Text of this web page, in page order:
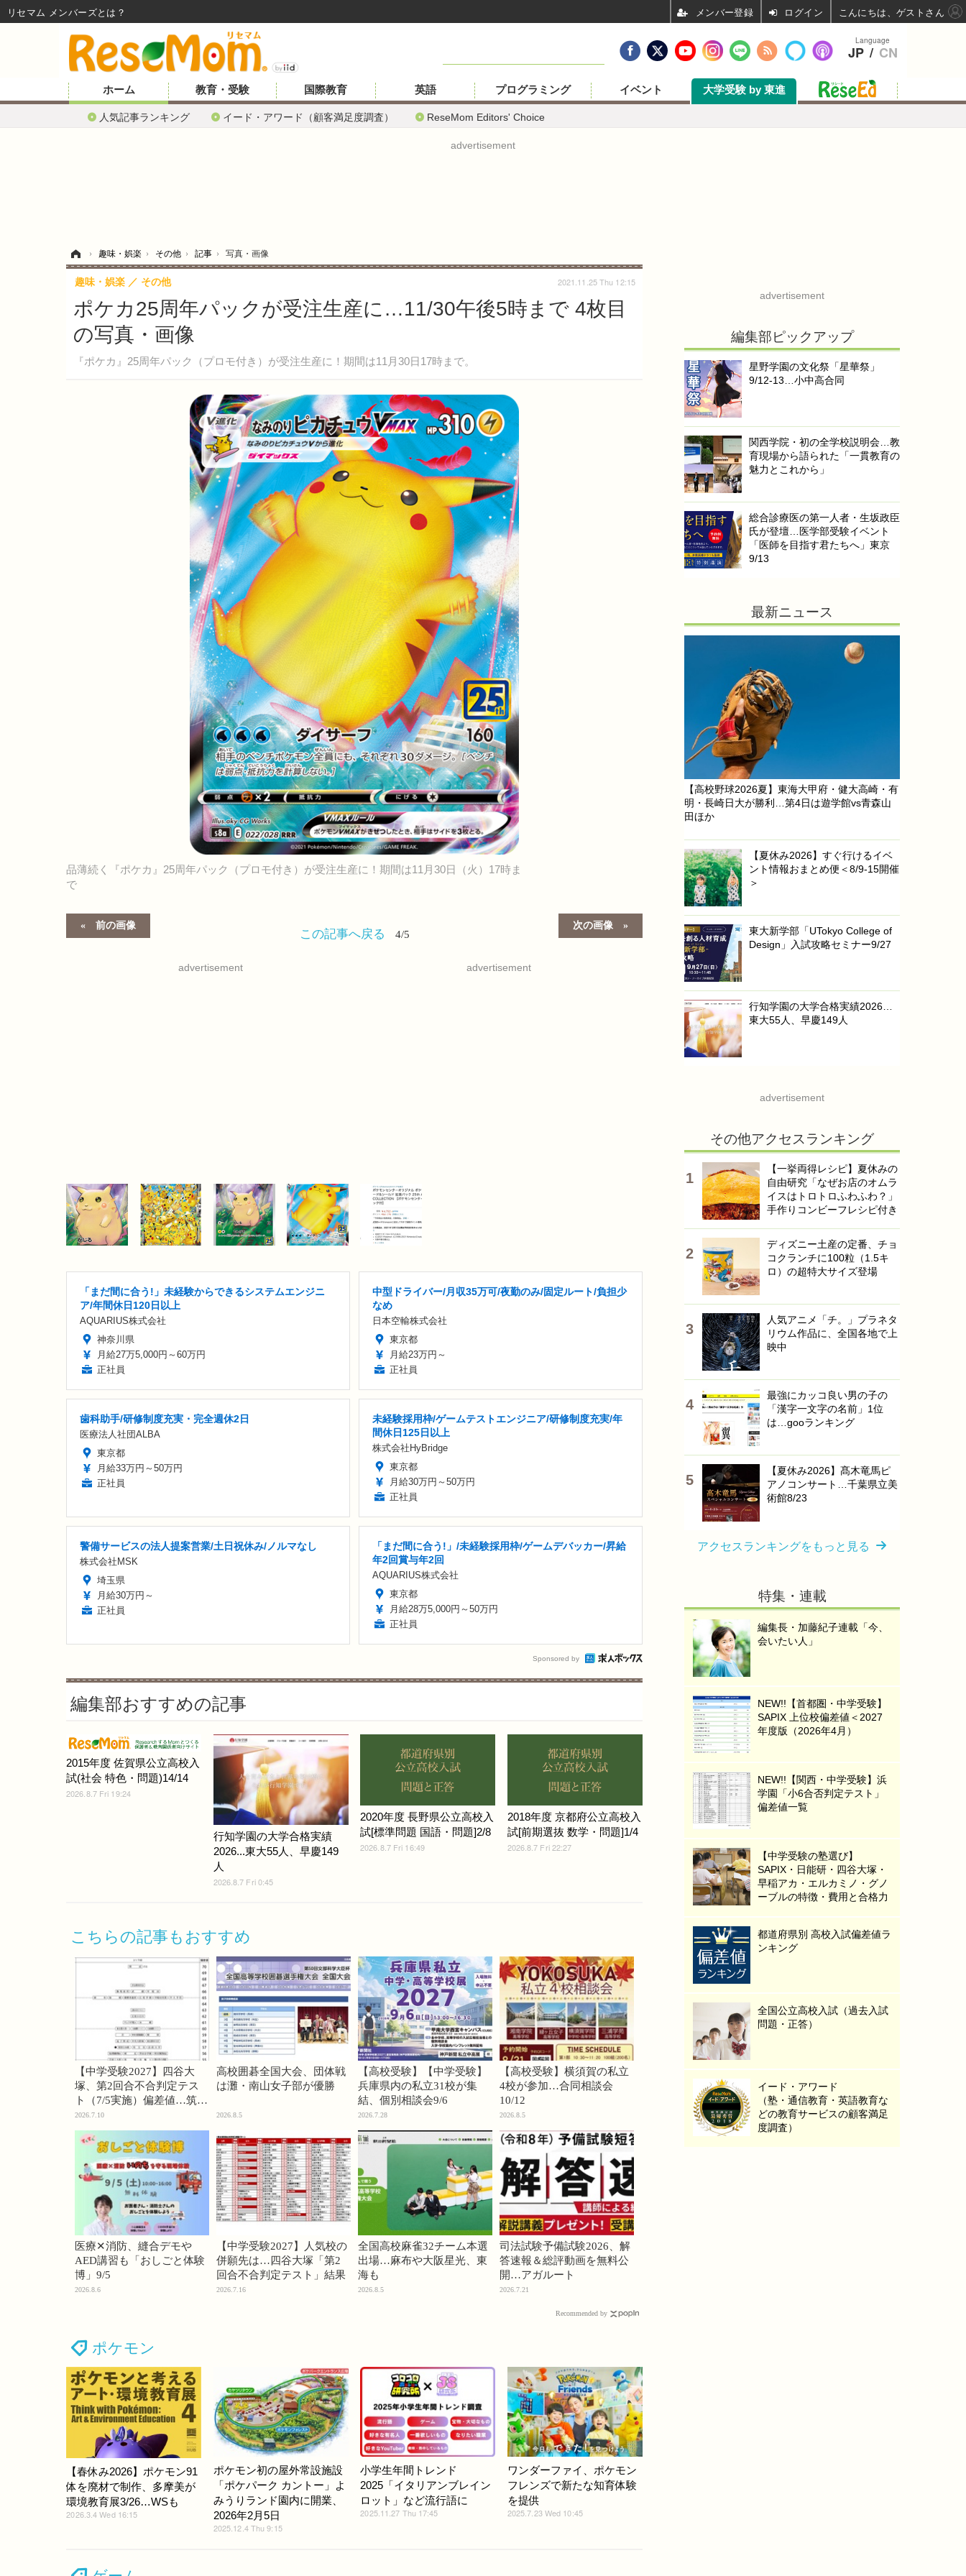
ホーム
人気記事ランキング イード・アワード（顧客満足度調査） ReseMom Editors' Choice
教育・受験 国際教育 英語 プログラミング イベント 大学受験 by 東進
advertisement
› 趣味・娯楽 › その他 › 記事 › 写真・画像
ポケカ25周年パックが受注生産に…11/30午後5時まで 4枚目
の写真・画像
『ポケカ』25周年パック（プロモ付き）が受注生産に！期間は11月30日17時まで。
趣味・娯楽 その他 2021.11.25 Thu 12:15
品薄続く『ポケカ』25周年パック（プロモ付き）が受注生産に！期間は11月30日（火）17時ま
で
前の画像 次の画像
この記事へ戻る 4/5
advertisement advertisement
「まだ間に合う!」未経験からできるシステムエンジニ
ア/年間休日120日以上
AQUARIUS株式会社
神奈川県
月給27万5,000円～60万円
正社員
中型ドライバー/月収35万可/夜勤のみ/固定ルート/負担少
なめ
日本空輸株式会社
東京都
月給23万円～
正社員
歯科助手/研修制度充実・完全週休2日
医療法人社団ALBA
東京都
月給33万円～50万円
正社員
未経験採用枠/ゲームテストエンジニア/研修制度充実/年
間休日125日以上
株式会社HyBridge
東京都
月給30万円～50万円
正社員
警備サービスの法人提案営業/土日祝休み/ノルマなし
株式会社MSK
埼玉県
月給30万円～
正社員
「まだ間に合う!」/未経験採用枠/ゲームデバッカー/昇給
年2回賞与年2回
AQUARIUS株式会社
東京都
月給28万5,000円～50万円
正社員
Sponsored by
編集部おすすめの記事
2015年度 佐賀県公立高校入
試(社会 特色・問題)14/14
2026.8.7 Fri 19:24
行知学園の大学合格実績
2026...東大55人、早慶149
人
2026.8.7 Fri 0:45
2020年度 長野県公立高校入
試[標準問題 国語・問題]2/8
2026.8.7 Fri 16:49
2018年度 京都府公立高校入
試[前期選抜 数学・問題]1/4
2026.8.7 Fri 22:27
こちらの記事もおすすめ
【中学受験2027】四谷大
塚、第2回合不合判定テス
ト（7/5実施）偏差値…筑駒
74・桜蔭70＜PR＞
2026.7.10
高校囲碁全国大会、団体戦
は灘・南山女子部が優勝
2026.8.5
【高校受験】【中学受験】
兵庫県内の私立31校が集
結、個別相談会9/6
2026.7.28
【高校受験】横須賀の私立
4校が参加…合同相談会
10/12
2026.8.5
医療✕消防、縫合デモや
AED講習も「おしごと体験
博」9/5
2026.8.6
【中学受験2027】人気校の
併願先は…四谷大塚「第2
回合不合判定テスト」結果
2026.7.16
全国高校麻雀32チーム本選
出場…麻布や大阪星光、東
海も
2026.8.5
司法試験予備試験2026、解
答速報＆総評動画を無料公
開…アガルート
2026.7.21
Recommended by
ポケモン
【春休み2026】ポケモン91
体を廃材で制作、多摩美が
環境教育展3/26…WSも
2026.3.4 Wed 16:15
ポケモン初の屋外常設施設
「ポケパーク カントー」よ
みうりランド園内に開業、
2026年2月5日
2025.12.4 Thu 9:15
小学生年間トレンド
2025「イタリアンブレイン
ロット」など流行語に
2025.11.27 Thu 17:45
ワンダーファイ、ポケモン
フレンズで新たな知育体験
を提供
2025.7.23 Wed 10:45
advertisement
編集部ピックアップ
星野学園の文化祭「星華祭」
9/12-13…小中高合同
関西学院・初の全学校説明会…教
育現場から語られた「一貫教育の
魅力とこれから」
総合診療医の第一人者・生坂政臣
氏が登壇…医学部受験イベント
「医師を目指す君たちへ」東京
9/13
最新ニュース
【高校野球2026夏】東海大甲府・健大高崎・有
明・長崎日大が勝利…第4日は遊学館vs青森山
田ほか
【夏休み2026】すぐ行けるイベ
ント情報おまとめ便＜8/9-15開催
＞
東大新学部「UTokyo College of
Design」入試攻略セミナー9/27
行知学園の大学合格実績2026…
東大55人、早慶149人
advertisement
その他アクセスランキング
【一挙両得レシピ】夏休みの
自由研究「なぜお店のオムラ
イスはトロトロふわふわ？」
手作りコンビーフレシピ付き
ディズニー土産の定番、チョ
コクランチに100粒（1.5キ
ロ）の超特大サイズ登場
人気アニメ「チ。」プラネタ
リウム作品に、全国各地で上
映中
最強にカッコ良い男の子の
「漢字一文字の名前」1位
は…gooランキング
【夏休み2026】髙木竜馬ピ
アノコンサート…千葉県立美
術館8/23
アクセスランキングをもっと見る
特集・連載
編集長・加藤紀子連載「今、
会いたい人」
NEW!!【首都圏・中学受験】
SAPIX 上位校偏差値＜2027
年度版（2026年4月）
NEW!!【関西・中学受験】浜
学園「小6合否判定テスト」
偏差値一覧
【中学受験の塾選び】
SAPIX・日能研・四谷大塚・
早稲アカ・エルカミノ・グノ
ーブルの特徴・費用と合格力
都道府県別 高校入試偏差値ラ
ンキング
全国公立高校入試（過去入試
問題・正答）
イード・アワード
（塾・通信教育・英語教育な
どの教育サービスの顧客満足
度調査）
Language
JP / CN
リセマム メンバーズ ログイン こんにちは、ゲストさん